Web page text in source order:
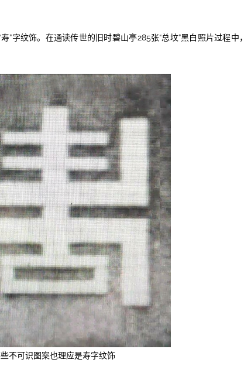
”字纹饰。在通读传世的旧时碧山亭285张“总坟”黑白照片过程中，
不可识图案也理应是寿字纹饰